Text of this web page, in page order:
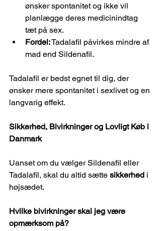
ønsker spontanitet og ikke vil
planlægge deres medicinindtag
tæt på sex.
Fordel: Tadalafil påvirkes mindre af
mad end Sildenafil.
Tadalafil er bedst egnet til dig, der
ønsker mere spontanitet i sexlivet og en
langvarig effekt.
Sikkerhed, Bivirkninger og Lovligt Køb i
Danmark
Uanset om du vælger Sildenafil eller
Tadalafil, skal du altid sætte sikkerhed i
højsædet.
Hvilke bivirkninger skal jeg være
opmærksom på?